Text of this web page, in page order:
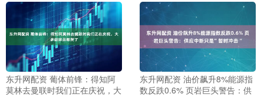
东升网配资 葡体前锋：得知阿
莫林去曼联时我们正在庆祝，大
东升网配资 油价飙升8%能源指
数反跌0.6% 页岩巨头警告：供